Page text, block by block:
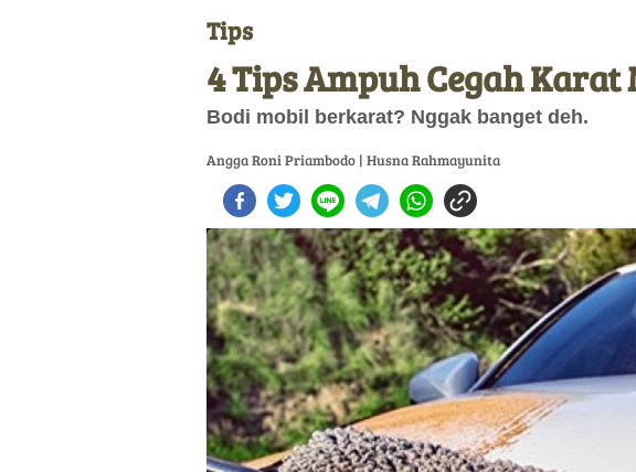
Tips
4 Tips Ampuh Cegah
Bodi mobil berkarat? Nggak banget deh.
Angga Roni Priambodo | Husna Rahmayunita